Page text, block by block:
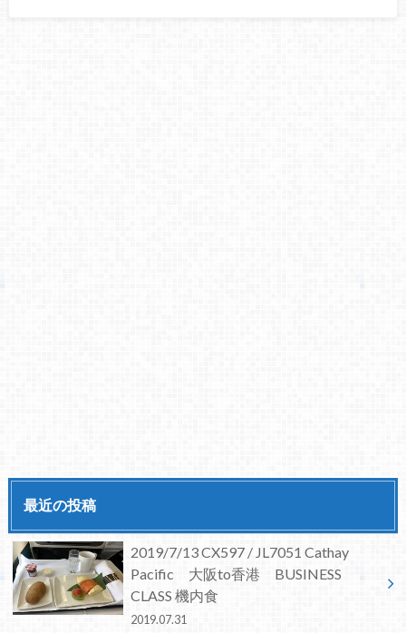
最近の投稿
2019/7/13 CX597 / JL7051 Cathay
Pacific 大阪to香港 BUSINESS
CLASS 機内食
2019.07.31